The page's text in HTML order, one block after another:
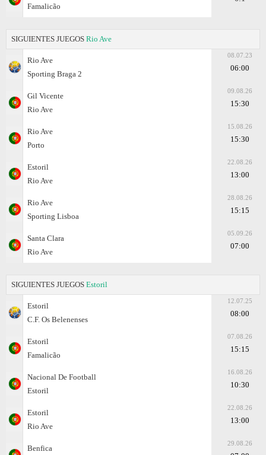
Famalicão
SIGUIENTES JUEGOS Rio Ave
Rio Ave
Sporting Braga 2
08.07.23
06:00
Gil Vicente
Rio Ave
09.08.26
15:30
Rio Ave
Porto
15.08.26
15:30
Estoril
Rio Ave
22.08.26
13:00
Rio Ave
Sporting Lisboa
28.08.26
15:15
Santa Clara
Rio Ave
05.09.26
07:00
SIGUIENTES JUEGOS Estoril
Estoril
C.F. Os Belenenses
12.07.25
08:00
Estoril
Famalicão
07.08.26
15:15
Nacional De Football
Estoril
16.08.26
10:30
Estoril
Rio Ave
22.08.26
13:00
Benfica
29.08.26